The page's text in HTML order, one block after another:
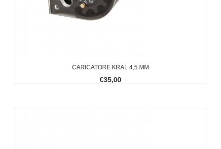
CARICATORE KRAL 4,5 MM
€35,00